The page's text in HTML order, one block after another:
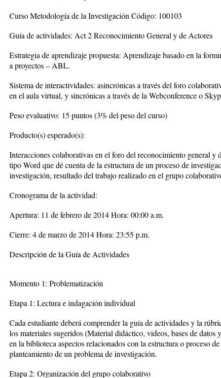
Curso Metodología de la Investigación Código: 100103
Guía de actividades: Act 2 Reconocimiento General y de Actores
Estrategia de aprendizaje propuesta: Aprendizaje basado en la
a proyectos – ABL.
Sistema de interactividades: asincrónicas a través del foro
en el aula virtual, y sincrónicas a través de la Webconference o
Peso evaluativo: 15 puntos (3% del peso del curso)
Producto(s) esperado(s):
Interacciones colaborativas en el foro del reconocimiento general
tipo Word que dé cuenta de la estructura de un proceso de
investigación, resultado del trabajo realizado en el grupo
Cronograma de la actividad:
Apertura: 11 de febrero de 2014 Hora: 00:00 a.m.
Cierre: 4 de marzo de 2014 Hora: 23:55 p.m.
Descripción de la Guía de Actividades
Momento 1: Problematización
Etapa 1: Lectura e indagación individual
Cada estudiante deberá comprender la guía de actividades y la
los materiales sugeridos (Material didáctico, videos, bases de datos
en la biblioteca aspectos relacionados con la estructura o proceso
planteamiento de un problema de investigación.
Etapa 2: Organización del grupo colaborativo